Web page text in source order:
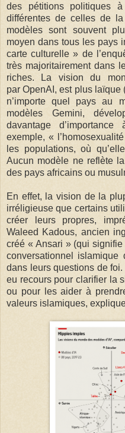
des pétitions politiques
différentes de celles de
modèles sont souvent
moyen dans tous les pays
carte culturelle » de
très majoritairement dans
riches. La vision du
par OpenAI, est plus
n’importe quel pays au
modèles Gemini,
davantage
exemple, «
les populations, où
Aucun modèle ne reflète
des pays africains ou
En effet, la vision de la
irréligieuse que certains
créer leurs propres,
Waleed Kadous, ancien
créé « Ansari » (qui
conversationnel
dans leurs questions de
eu recours pour clarifier la
ou pour les aider à
valeurs islamiques,